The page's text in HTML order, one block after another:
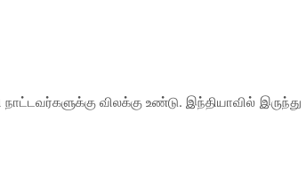
விலக்கு உண்டு. இந்தியாவில் இருந்து